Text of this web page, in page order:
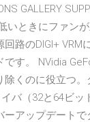
GALLERY
いときにファン
路のDIGI+
す。 NVidia
除くのに役立つ
バ（32と64ビ
ーアップデート